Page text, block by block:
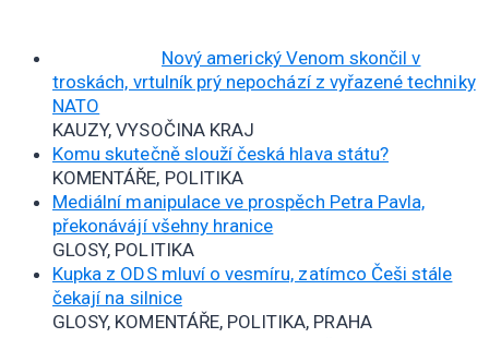
Nový americký Venom skončil v
troskách, vrtulník prý nepochází z vyřazené techniky
NATO
KAUZY, VYSOČINA KRAJ
Komu skutečně slouží česká hlava státu?
KOMENTÁŘE, POLITIKA
Mediální manipulace ve prospěch Petra Pavla,
překonávájí všehny hranice
GLOSY, POLITIKA
Kupka z ODS mluví o vesmíru, zatímco Češi stále
čekají na silnice
GLOSY, KOMENTÁŘE, POLITIKA, PRAHA